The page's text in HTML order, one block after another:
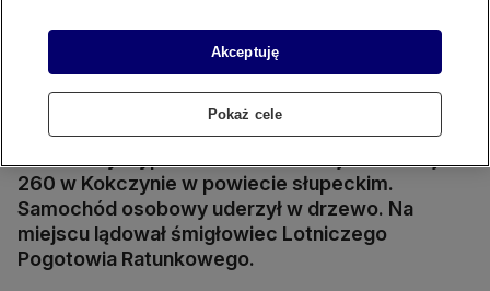
Tragiczny wypadek w Wielkopolsce
Źródło wideo: OSP w StrzałkowieŹródło zdj. gł.: OSP w Strzałkowie
260 w Kokczynie w powiecie słupeckim.
Samochód osobowy uderzył w drzewo. Na
miejscu lądował śmigłowiec Lotniczego
Pogotowia Ratunkowego.
Akceptuję
Pokaż cele